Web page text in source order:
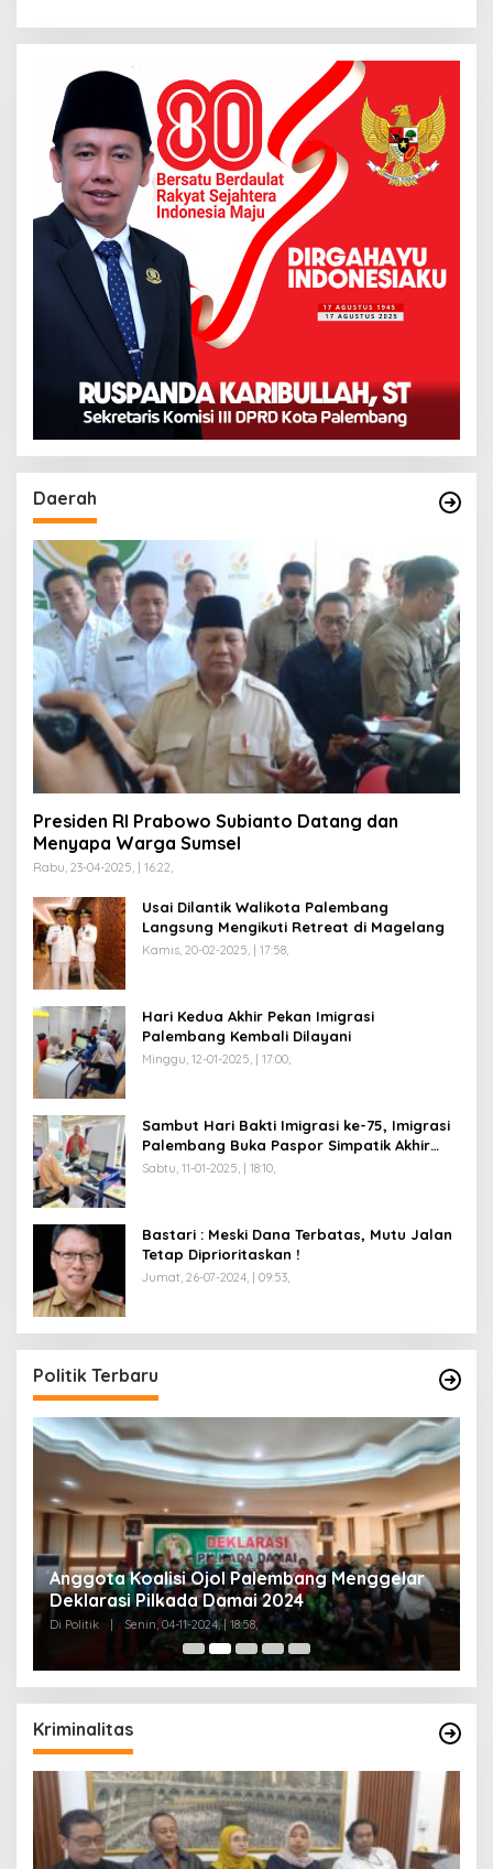
Daerah
Presiden RI Prabowo Subianto Datang dan
Menyapa Warga Sumsel
Rabu, 23-04-2025, | 16:22,
Usai Dilantik Walikota Palembang
Langsung Mengikuti Retreat di Magelang
Kamis, 20-02-2025, | 17:58,
Hari Kedua Akhir Pekan Imigrasi
Palembang Kembali Dilayani
Minggu, 12-01-2025, | 17:00,
Sambut Hari Bakti Imigrasi ke-75, Imigrasi
Palembang Buka Paspor Simpatik Akhir
Pekan
Sabtu, 11-01-2025, | 18:10,
Bastari : Meski Dana Terbatas, Mutu Jalan
Tetap Diprioritaskan !
Jumat, 26-07-2024, | 09:53,
Politik Terbaru
Anggota Koalisi Ojol Palembang Menggelar
Deklarasi Pilkada Damai 2024
Di Politik Senin, 04-11-2024, | 18:58,
Kriminalitas